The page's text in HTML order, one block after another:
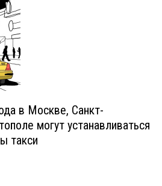
в Москве, Санкт-
могут устанавливаться
такси